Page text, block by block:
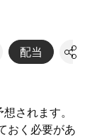
配当 決算
されます。
おく必要があ